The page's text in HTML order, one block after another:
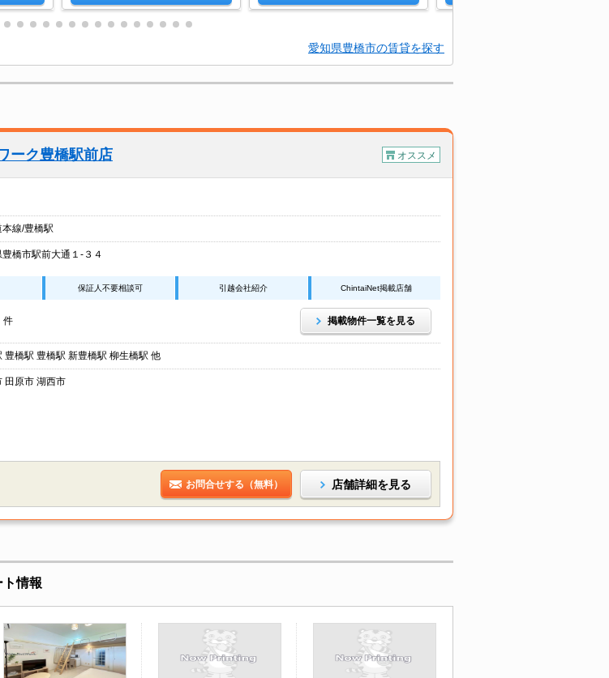
愛知県豊橋市の賃貸を探す
ーク豊橋駅前店 オススメ
本線/豊橋駅
豊橋市駅前大通１-３４
保証人不要相談可 引越会社紹介 ChintaiNet掲載店舗
件 掲載物件一覧を見る
豊橋駅 豊橋駅 新豊橋駅 柳生橋駅 他
田原市 湖西市
お問合せする（無料） 店舗詳細を見る
情報